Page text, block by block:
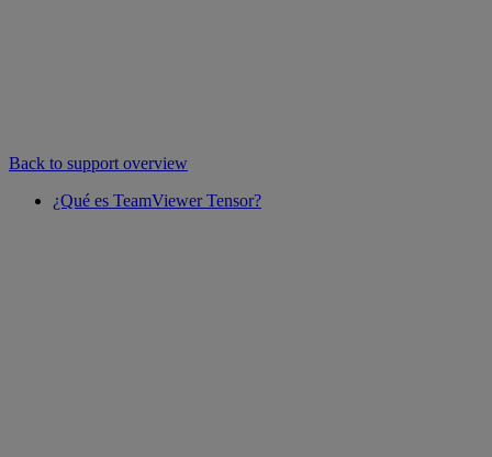
Back to support overview
¿Qué es TeamViewer Tensor?